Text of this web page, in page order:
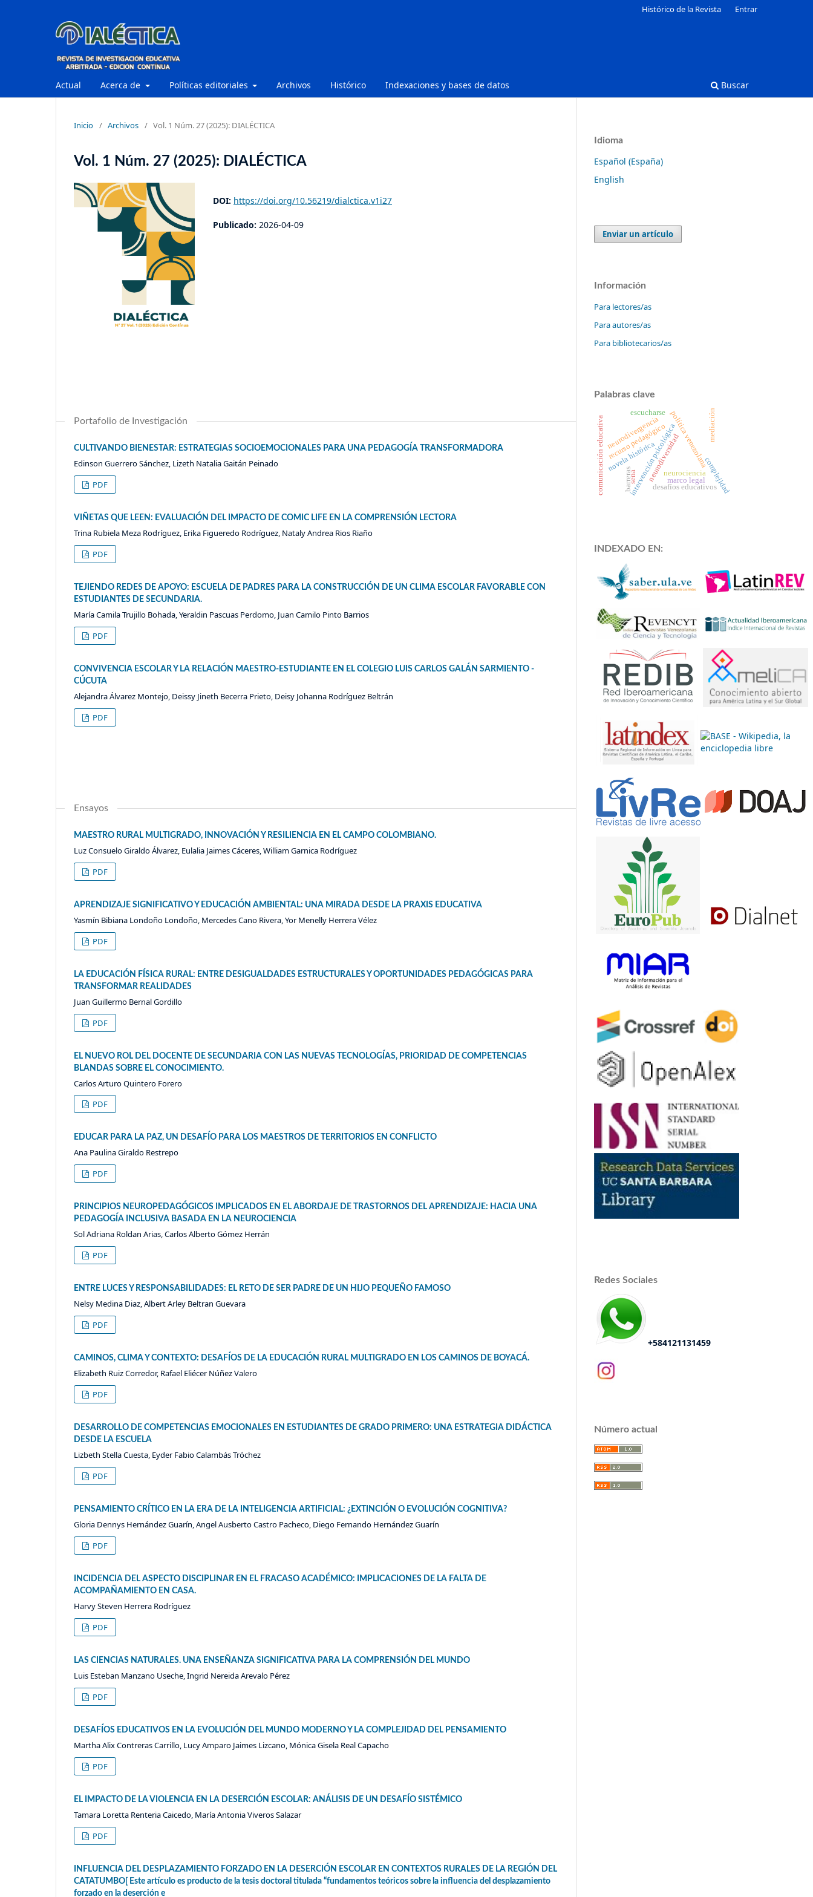
Actual Acerca de Políticas editoriales Archivos Histórico Indexaciones y bases de datos Buscar
Histórico de la Revista Entrar
Inicio / Archivos / Vol. 1 Núm. 27 (2025): DIALÉCTICA
Vol. 1 Núm. 27 (2025): DIALÉCTICA
DOI: https://doi.org/10.56219/dialctica.v1i27
Publicado: 2026-04-09
Portafolio de Investigación
CULTIVANDO BIENESTAR: ESTRATEGIAS SOCIOEMOCIONALES PARA UNA PEDAGOGÍA TRANSFORMADORA
Edinson Guerrero Sánchez, Lizeth Natalia Gaitán Peinado
PDF
VIÑETAS QUE LEEN: EVALUACIÓN DEL IMPACTO DE COMIC LIFE EN LA COMPRENSIÓN LECTORA
Trina Rubiela Meza Rodríguez, Erika Figueredo Rodríguez, Nataly Andrea Rios Riaño
PDF
TEJIENDO REDES DE APOYO: ESCUELA DE PADRES PARA LA CONSTRUCCIÓN DE UN CLIMA ESCOLAR FAVORABLE CON
ESTUDIANTES DE SECUNDARIA.
María Camila Trujillo Bohada, Yeraldin Pascuas Perdomo, Juan Camilo Pinto Barrios
PDF
CONVIVENCIA ESCOLAR Y LA RELACIÓN MAESTRO-ESTUDIANTE EN EL COLEGIO LUIS CARLOS GALÁN SARMIENTO -
CÚCUTA
Alejandra Álvarez Montejo, Deissy Jineth Becerra Prieto, Deisy Johanna Rodríguez Beltrán
PDF
Ensayos
MAESTRO RURAL MULTIGRADO, INNOVACIÓN Y RESILIENCIA EN EL CAMPO COLOMBIANO.
Luz Consuelo Giraldo Álvarez, Eulalia Jaimes Cáceres, William Garnica Rodríguez
PDF
APRENDIZAJE SIGNIFICATIVO Y EDUCACIÓN AMBIENTAL: UNA MIRADA DESDE LA PRAXIS EDUCATIVA
Yasmín Bibiana Londoño Londoño, Mercedes Cano Rivera, Yor Menelly Herrera Vélez
PDF
LA EDUCACIÓN FÍSICA RURAL: ENTRE DESIGUALDADES ESTRUCTURALES Y OPORTUNIDADES PEDAGÓGICAS PARA
TRANSFORMAR REALIDADES
Juan Guillermo Bernal Gordillo
PDF
EL NUEVO ROL DEL DOCENTE DE SECUNDARIA CON LAS NUEVAS TECNOLOGÍAS, PRIORIDAD DE COMPETENCIAS
BLANDAS SOBRE EL CONOCIMIENTO.
Carlos Arturo Quintero Forero
PDF
EDUCAR PARA LA PAZ, UN DESAFÍO PARA LOS MAESTROS DE TERRITORIOS EN CONFLICTO
Ana Paulina Giraldo Restrepo
PDF
PRINCIPIOS NEUROPEDAGÓGICOS IMPLICADOS EN EL ABORDAJE DE TRASTORNOS DEL APRENDIZAJE: HACIA UNA
PEDAGOGÍA INCLUSIVA BASADA EN LA NEUROCIENCIA
Sol Adriana Roldan Arias, Carlos Alberto Gómez Herrán
PDF
ENTRE LUCES Y RESPONSABILIDADES: EL RETO DE SER PADRE DE UN HIJO PEQUEÑO FAMOSO
Nelsy Medina Diaz, Albert Arley Beltran Guevara
PDF
CAMINOS, CLIMA Y CONTEXTO: DESAFÍOS DE LA EDUCACIÓN RURAL MULTIGRADO EN LOS CAMINOS DE BOYACÁ.
Elizabeth Ruiz Corredor, Rafael Eliécer Núñez Valero
PDF
DESARROLLO DE COMPETENCIAS EMOCIONALES EN ESTUDIANTES DE GRADO PRIMERO: UNA ESTRATEGIA DIDÁCTICA
DESDE LA ESCUELA
Lizbeth Stella Cuesta, Eyder Fabio Calambás Tróchez
PDF
PENSAMIENTO CRÍTICO EN LA ERA DE LA INTELIGENCIA ARTIFICIAL: ¿EXTINCIÓN O EVOLUCIÓN COGNITIVA?
Gloria Dennys Hernández Guarín, Angel Ausberto Castro Pacheco, Diego Fernando Hernández Guarín
PDF
INCIDENCIA DEL ASPECTO DISCIPLINAR EN EL FRACASO ACADÉMICO: IMPLICACIONES DE LA FALTA DE
ACOMPAÑAMIENTO EN CASA.
Harvy Steven Herrera Rodríguez
PDF
LAS CIENCIAS NATURALES. UNA ENSEÑANZA SIGNIFICATIVA PARA LA COMPRENSIÓN DEL MUNDO
Luis Esteban Manzano Useche, Ingrid Nereida Arevalo Pérez
PDF
DESAFÍOS EDUCATIVOS EN LA EVOLUCIÓN DEL MUNDO MODERNO Y LA COMPLEJIDAD DEL PENSAMIENTO
Martha Alix Contreras Carrillo, Lucy Amparo Jaimes Lizcano, Mónica Gisela Real Capacho
PDF
EL IMPACTO DE LA VIOLENCIA EN LA DESERCIÓN ESCOLAR: ANÁLISIS DE UN DESAFÍO SISTÉMICO
Tamara Loretta Renteria Caicedo, María Antonia Viveros Salazar
PDF
INFLUENCIA DEL DESPLAZAMIENTO FORZADO EN LA DESERCIÓN ESCOLAR EN CONTEXTOS RURALES DE LA REGIÓN DEL
CATATUMBO[ Este artículo es producto de la tesis doctoral titulada “fundamentos teóricos sobre la influencia del desplazamiento
forzado en la deserción e
Idioma
Español (España)
English
Enviar un artículo
Información
Para lectores/as
Para autores/as
Para bibliotecarios/as
Palabras clave
intervención psicológicapolítica venezolana
neurodivergencianeurodiversidadneurociencia
mediación
recurso pedagógico
novela histórica complejidad
desafíos educativos
sena
comunicación educativa marco legal
barreras
escucharse
INDEXADO EN:
Redes Sociales
+584121131459
Número actual